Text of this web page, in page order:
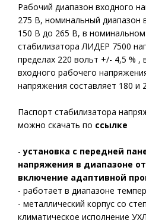
Рабочий диапазон входного
275 В, номинальный диапазон
150 В до 265 В, в
стабилизатора ЛИДЕР 7500
пределах 220 вольт +/- 4,5 % ,
входного рабочего
напряжения составляет 180 и
Паспорт стабилизатора
можно скачать по ссылке
-установка с передней
напряжения в диапазоне
включение адаптивной
- работает в диапазоне
- металлический корпус со
климатическое исполнение